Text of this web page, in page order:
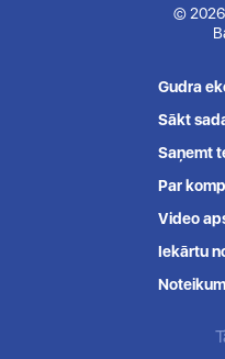
© 2026
Gudra
Sākt
Saņemt
Par
Video
Iekārtu